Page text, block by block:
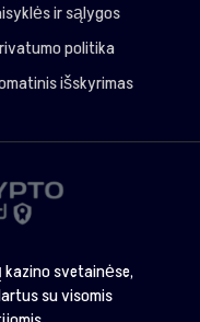
ir sąlygos
politika
išskyrimas
svetainėse,
su visomis